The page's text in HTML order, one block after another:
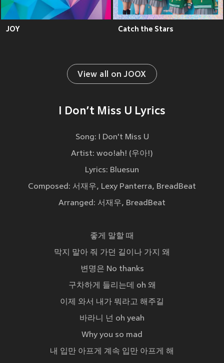
JOY Catch the Stars
View all on JOOX
I Don’t Miss U Lyrics
Song: I Don't Miss U
Artist: woo!ah! (우아!)
Lyrics: Bluesun
Composed: 서재우, Lexy Panterra, BreadBeat
Arranged: 서재우, BreadBeat
좋게 말할 때
막지 말아 줘 가던 길이나 가지 왜
변명은 No thanks
구차하게 들리는데 oh 왜
이제 와서 내가 뭐라고 해주길
바라니 넌 oh yeah
Why you so mad
내 입만 아프게 계속 입만 아프게 해